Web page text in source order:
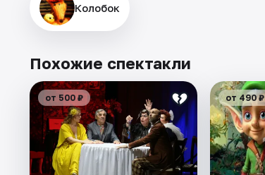
Колобок
Похожие спектакли
от 500 ₽ от 490 ₽